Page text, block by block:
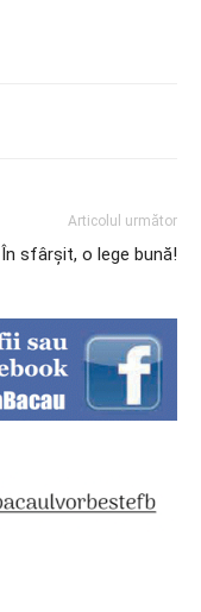
Articolul următor
În sfârșit, o lege bună!